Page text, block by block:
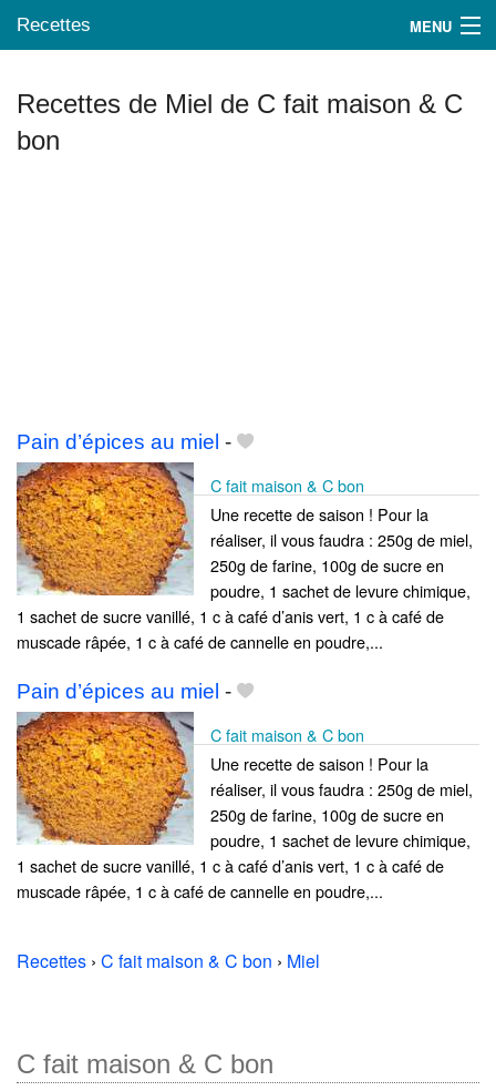
Recettes MENU
Mes blogs préférés
Recettes de Miel de C fait maison & C
bon
Pain d’épices au miel -
C fait maison & C bon
Une recette de saison ! Pour la
réaliser, il vous faudra : 250g de miel,
250g de farine, 100g de sucre en
poudre, 1 sachet de levure chimique,
1 sachet de sucre vanillé, 1 c à café d’anis vert, 1 c à café de
muscade râpée, 1 c à café de cannelle en poudre,...
Pain d’épices au miel -
C fait maison & C bon
Une recette de saison ! Pour la
réaliser, il vous faudra : 250g de miel,
250g de farine, 100g de sucre en
poudre, 1 sachet de levure chimique,
1 sachet de sucre vanillé, 1 c à café d’anis vert, 1 c à café de
muscade râpée, 1 c à café de cannelle en poudre,...
Recettes › C fait maison & C bon › Miel
C fait maison & C bon